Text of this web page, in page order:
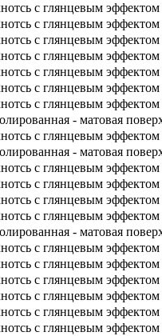
с глянцевым эффектом
с глянцевым эффектом
с глянцевым эффектом
с глянцевым эффектом
с глянцевым эффектом
с глянцевым эффектом
с глянцевым эффектом
- матовая
с глянцевым эффектом
- матовая
с глянцевым эффектом
с глянцевым эффектом
с глянцевым эффектом
с глянцевым эффектом
- матовая
с глянцевым эффектом
с глянцевым эффектом
с глянцевым эффектом
с глянцевым эффектом
с глянцевым эффектом
с глянцевым эффектом